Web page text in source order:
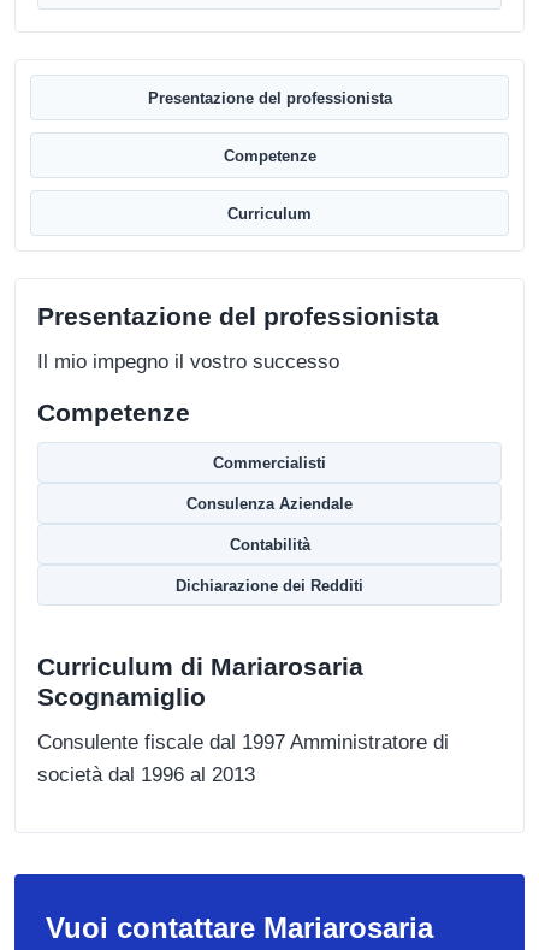
Presentazione del professionista
Competenze
Curriculum
Presentazione del professionista
Il mio impegno il vostro successo
Competenze
Commercialisti
Consulenza Aziendale
Contabilità
Dichiarazione dei Redditi
Curriculum di Mariarosaria
Scognamiglio
Consulente fiscale dal 1997 Amministratore di
società dal 1996 al 2013
Vuoi contattare Mariarosaria